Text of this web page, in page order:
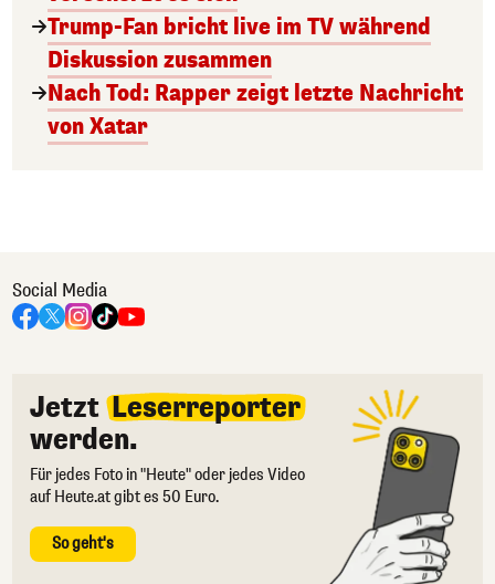
Trump-Fan bricht live im TV während
Diskussion zusammen
Nach Tod: Rapper zeigt letzte Nachricht
von Xatar
Social Media
Jetzt Leserreporter
werden.
Für jedes Foto in "Heute" oder jedes Video
auf Heute.at gibt es 50 Euro.
So geht's